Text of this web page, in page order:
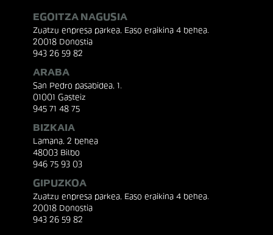
EGOITZA NAGUSIA
Zuatzu enpresa parkea, Easo eraikina 4 behea.
20018 Donostia
943 26 59 82
ARABA
San Pedro pasabidea, 1.
01001 Gasteiz
945 71 48 75
BIZKAIA
Lamana, 2 behea
48003 Bilbo
946 75 93 03
GIPUZKOA
Zuatzu enpresa parkea, Easo eraikina 4 behea.
20018 Donostia
943 26 59 82